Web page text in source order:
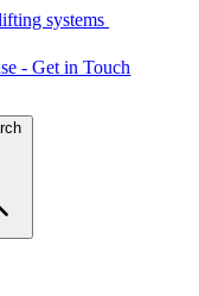
systems
- Get in Touch